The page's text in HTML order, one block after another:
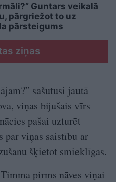
Guntars veikalā
pārgriežot to uz
pārsteigums
ziņas
sašutusi jautā
viņas bijušais vīrs
pašai uzturēt
par viņas saistību ar
šķietot smieklīgas.
pirms nāves viņai